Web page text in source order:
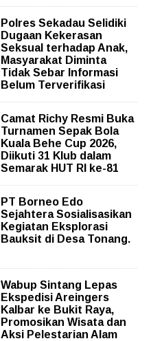
Polres Sekadau Selidiki
Dugaan Kekerasan
Seksual terhadap Anak,
Masyarakat Diminta
Tidak Sebar Informasi
Belum Terverifikasi
Camat Richy Resmi Buka
Turnamen Sepak Bola
Kuala Behe Cup 2026,
Diikuti 31 Klub dalam
Semarak HUT RI ke-81
PT Borneo Edo
Sejahtera Sosialisasikan
Kegiatan Eksplorasi
Bauksit di Desa Tonang.
Wabup Sintang Lepas
Ekspedisi Areingers
Kalbar ke Bukit Raya,
Promosikan Wisata dan
Aksi Pelestarian Alam